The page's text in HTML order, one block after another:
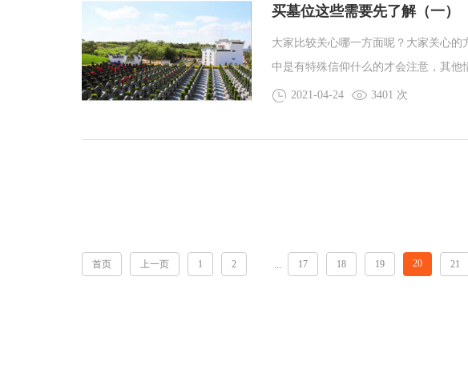
买墓位这些需要先了解（一）
大家比较关心哪一方面呢？大家关心
中是有特殊信仰什么的才会注意，其
楚，应该看的地方没有看，这就需要和
2021-04-24 3401 次
首页 上一页 1 2 ... 17 18 19 20 21